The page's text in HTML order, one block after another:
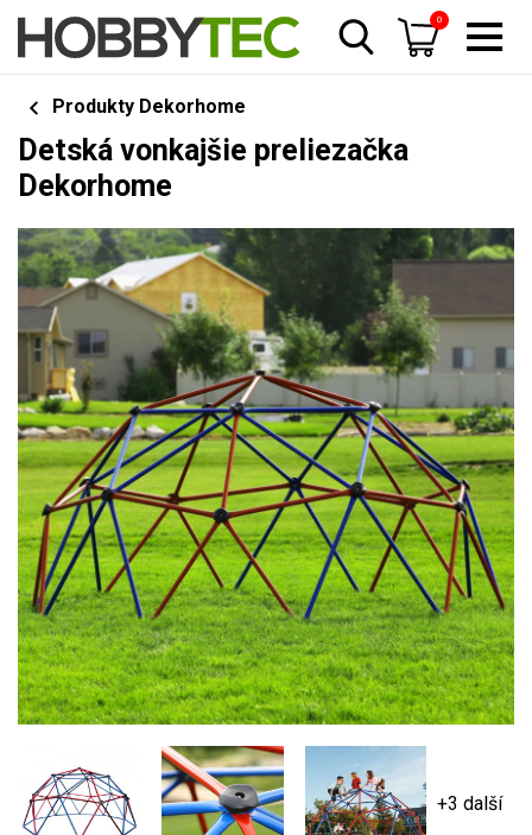
0
Produkty Dekorhome
Detská vonkajšie preliezačka
Dekorhome
+3 další